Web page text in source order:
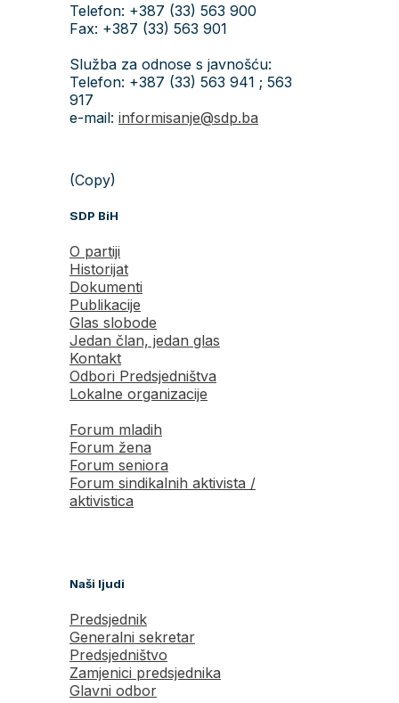
Telefon: +387 (33) 563 900
Fax: +387 (33) 563 901
Služba za odnose s javnošću:
Telefon: +387 (33) 563 941 ; 563
917
e-mail: informisanje@sdp.ba
(Copy)
SDP BiH
O partiji
Historijat
Dokumenti
Publikacije
Glas slobode
Jedan član, jedan glas
Kontakt
Odbori Predsjedništva
Lokalne organizacije
Forum mladih
Forum žena
Forum seniora
Forum sindikalnih aktivista /
aktivistica
Naši ljudi
Predsjednik
Generalni sekretar
Predsjedništvo
Zamjenici predsjednika
Glavni odbor